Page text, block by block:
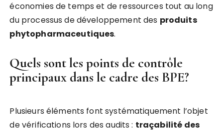
économies de temps et de ressources tout au long
du processus de développement des produits
phytopharmaceutiques.
Quels sont les points de contrôle
principaux dans le cadre des BPE?
Plusieurs éléments font systématiquement l’objet
de vérifications lors des audits : traçabilité des